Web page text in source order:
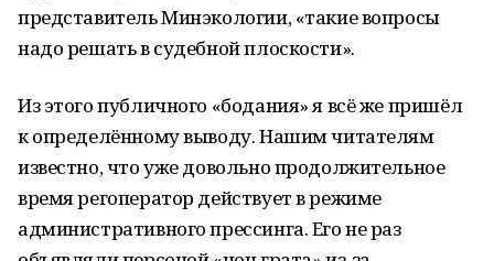
представитель Минэкологии, «такие вопросы
надо решать в судебной плоскости».
Из этого публичного «бодания» я всё же пришёл
к определённому выводу. Нашим читателям
известно, что уже довольно продолжительное
время регоператор действует в режиме
административного прессинга. Его не раз